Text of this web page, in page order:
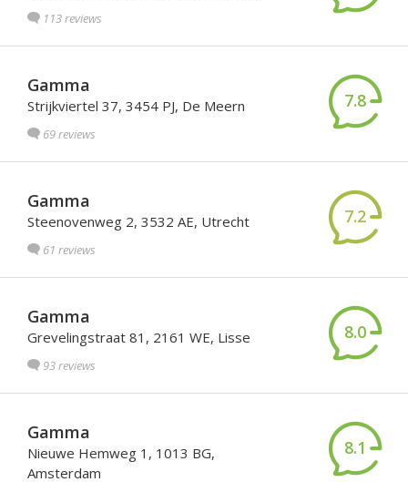
113 reviews
Gamma
Strijkviertel 37, 3454 PJ, De Meern
69 reviews
7.8
Gamma
Steenovenweg 2, 3532 AE, Utrecht
61 reviews
7.2
Gamma
Grevelingstraat 81, 2161 WE, Lisse
93 reviews
8.0
Gamma
Nieuwe Hemweg 1, 1013 BG,
Amsterdam
8.1